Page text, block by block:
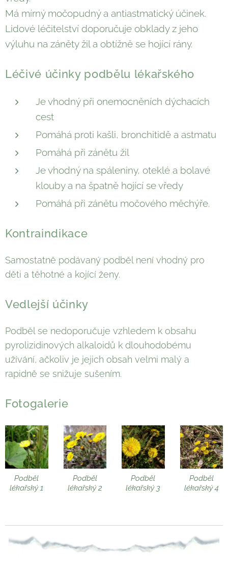
Má mírný močopudný a antiastmatický účinek.
Lidové léčitelství doporučuje obklady z jeho
výluhu na záněty žil a obtížně se hojící rány.
Léčivé účinky podbělu lékařského
Je vhodný při onemocněních dýchacích
cest
Pomáhá proti kašli, bronchitidě a astmatu
Pomáhá při zánětu žil
Je vhodný na spáleniny, oteklé a bolavé
klouby a na špatně hojící se vředy
Pomáhá při zánětu močového měchýře.
Kontraindikace
Samostatně podávaný podběl není vhodný pro
děti a těhotné a kojící ženy.
Vedlejší účinky
Podběl se nedoporučuje vzhledem k obsahu
pyrolizidinových alkaloidů k dlouhodobému
užívání, ačkoliv je jejich obsah velmi malý a
rapidně se snižuje sušením.
Fotogalerie
Podběl
lékařský 1
Podběl
lékařský 2
Podběl
lékařský 3
Podběl
lékařský 4